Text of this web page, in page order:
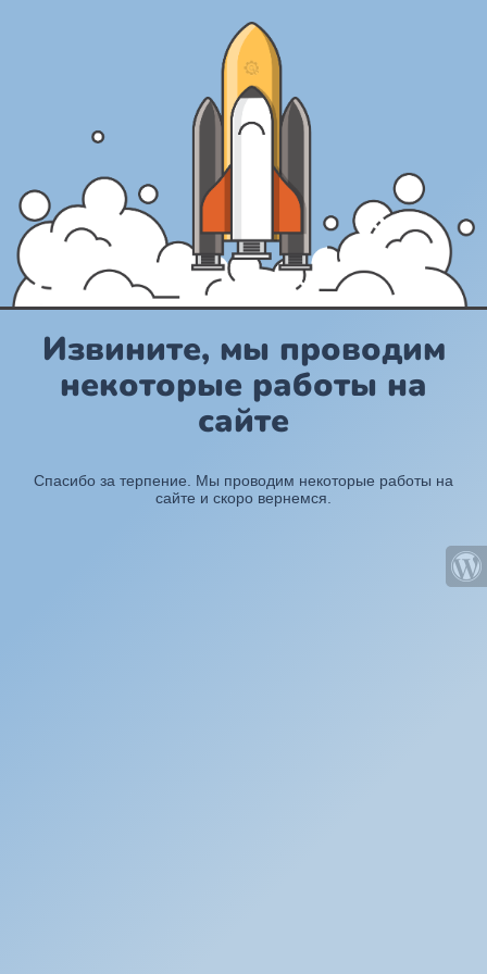
Извините, мы проводим
некоторые работы на
сайте
Спасибо за терпение. Мы проводим некоторые работы на
сайте и скоро вернемся.